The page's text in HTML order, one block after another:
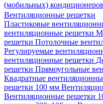
(мобильных) кондиционеров
Вентиляционные решетки
Пластиковые
вентиляционные решетки
решетки Потолочные
Регулируемые
вентиляционные решетки
решетки Прямоугольные
Квадратные
решетки 100 мм
Вентиляционные решетки